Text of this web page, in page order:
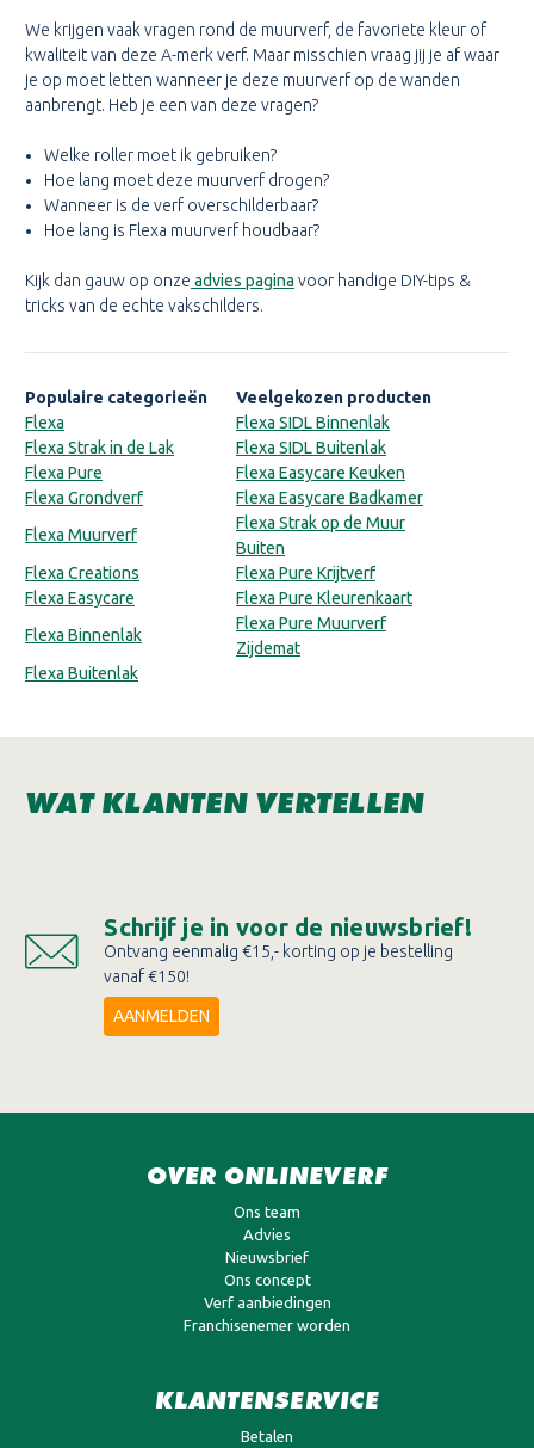
We krijgen vaak vragen rond de muurverf, de favoriete kleur of
kwaliteit van deze A-merk verf. Maar misschien vraag jij je af waar
je op moet letten wanneer je deze muurverf op de wanden
aanbrengt. Heb je een van deze vragen?
Welke roller moet ik gebruiken?
Hoe lang moet deze muurverf drogen?
Wanneer is de verf overschilderbaar?
Hoe lang is Flexa muurverf houdbaar?
Kijk dan gauw op onze advies pagina voor handige DIY-tips &
tricks van de echte vakschilders.
Populaire categorieën
Veelgekozen producten
Flexa
Flexa SIDL Binnenlak
Flexa Strak in de Lak
Flexa SIDL Buitenlak
Flexa Pure
Flexa Easycare Keuken
Flexa Grondverf
Flexa Easycare Badkamer
Flexa Muurverf
Flexa Strak op de Muur
Buiten
Flexa Creations
Flexa Pure Krijtverf
Flexa Easycare
Flexa Pure Kleurenkaart
Flexa Binnenlak
Flexa Pure Muurverf
Zijdemat
Flexa Buitenlak
WAT KLANTEN VERTELLEN
Schrijf je in voor de nieuwsbrief!
Ontvang eenmalig €15,- korting op je bestelling
vanaf €150!
AANMELDEN
OVER ONLINEVERF
Ons team
Advies
Nieuwsbrief
Ons concept
Verf aanbiedingen
Franchisenemer worden
KLANTENSERVICE
Betalen